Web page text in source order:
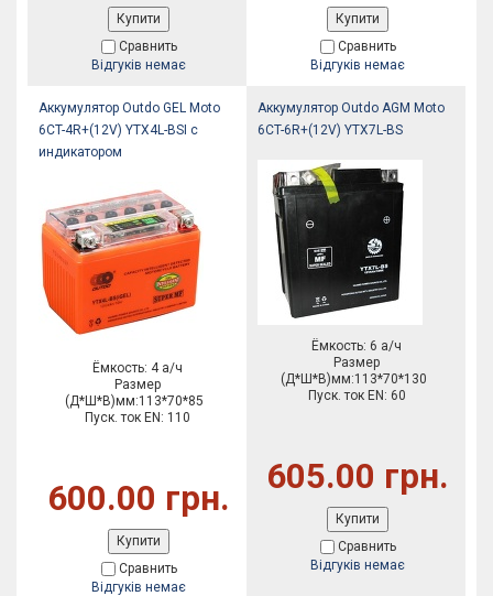
Купити
Сравнить
Відгуків немає
Купити
Сравнить
Відгуків немає
Аккумулятор Outdo GEL Moto
6CT-4R+(12V) YTX4L-BSI с
индикатором
Ёмкость: 4 а/ч
Размер
(Д*Ш*В)мм:113*70*85
Пуск. ток EN: 110
600.00 грн.
Купити
Сравнить
Відгуків немає
Аккумулятор Outdo AGM Moto
6CT-6R+(12V) YTX7L-BS
Ёмкость: 6 а/ч
Размер
(Д*Ш*В)мм:113*70*130
Пуск. ток EN: 60
605.00 грн.
Купити
Сравнить
Відгуків немає